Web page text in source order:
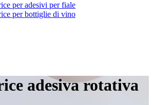
per adesivi per fiale
per bottiglie di vino
adesiva rotativa